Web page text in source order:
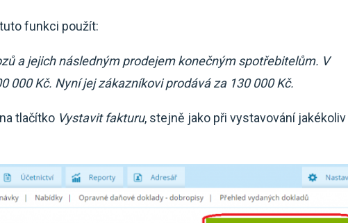
funkci použít:
a jejich následným prodejem konečným spotřebitelům. V
Kč. Nyní jej zákazníkovi prodává za 130 000 Kč.
tlačítko Vystavit fakturu, stejně jako při vystavování